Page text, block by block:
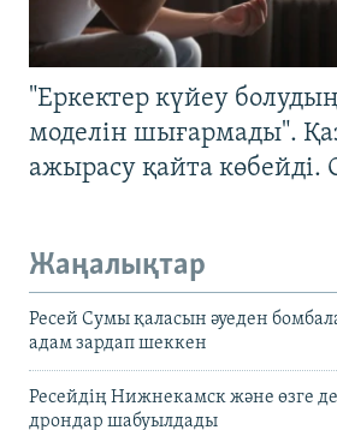
"Еркектер күйеу
моделін шығармады".
ажырасу қайта көбейді.
Жаңалықтар
Ресей Сумы қаласын әуеден
адам зардап шеккен
Ресейдің Нижнекамск және өзге
дрондар шабуылдады